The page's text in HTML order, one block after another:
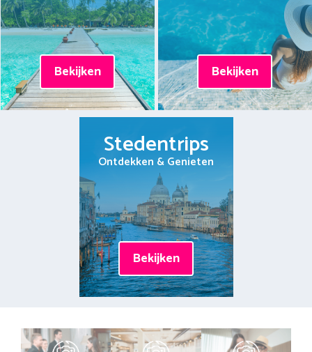
Bekijken Bekijken
Stedentrips
Ontdekken & Genieten
Bekijken